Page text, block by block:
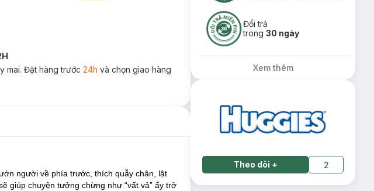
mai. Đặt hàng trước 24h và chọn giao hàng
người về phía trước, thích quẫy chân, lật
giúp chuyện tưởng chừng như “vất vả” ấy trở
Đổi trả
trong30 ngày
Xem thêm
Theo dõi + 2